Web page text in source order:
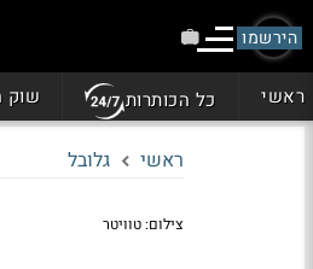
הירשמו
ראשי כל הכותרות שוק
ראשי גלובל
צילום: טוויטר